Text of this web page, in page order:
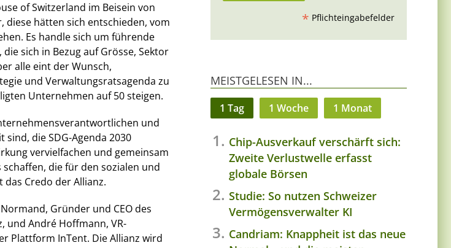
of Switzerland im Beisein von
hätten sich entschieden, vom
Es handle sich um führende
sich in Bezug auf Grösse, Sektor
alle eint der Wunsch,
und Verwaltungsratsagenda zu
Unternehmen auf 50 steigen.
und
die SDG-Agenda 2030
vervielfachen und gemeinsam
die für den sozialen und
Credo der Allianz.
Gründer und CEO des
und André Hoffmann, VR-
Plattform InTent. Die Allianz wird
* Pflichteingabefelder
MEISTGELESEN IN...
1 Tag 1 Woche 1 Monat
Chip-Ausverkauf verschärft sich:
Zweite Verlustwelle erfasst
globale Börsen
Studie: So nutzen Schweizer
Vermögensverwalter KI
Candriam: Knappheit ist das neue